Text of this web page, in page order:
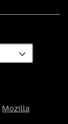
Mozilla